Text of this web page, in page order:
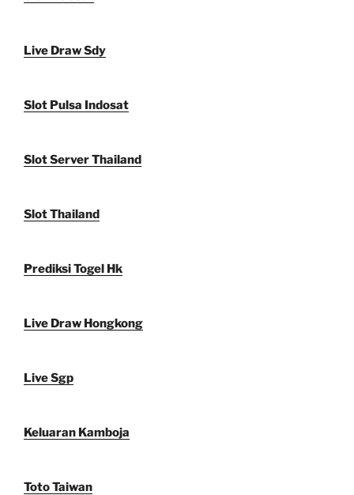
Live Draw Sdy
Slot Pulsa Indosat
Slot Server Thailand
Slot Thailand
Prediksi Togel Hk
Live Draw Hongkong
Live Sgp
Keluaran Kamboja
Toto Taiwan